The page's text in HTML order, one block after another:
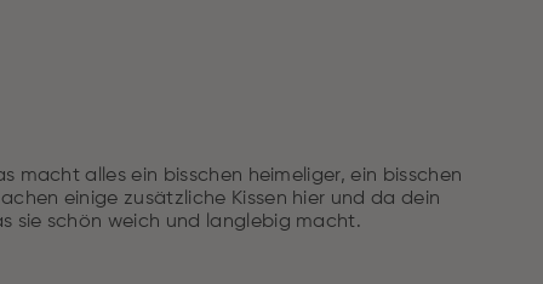
macht alles ein bisschen heimeliger, ein bisschen
einige zusätzliche Kissen hier und da dein
sie schön weich und langlebig macht.